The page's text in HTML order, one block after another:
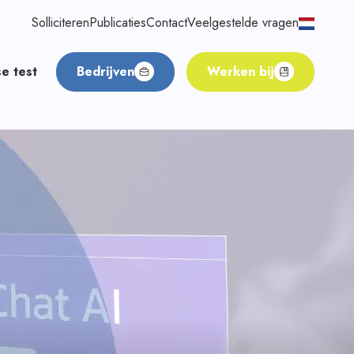
SolliciterenPublicatiesContactVeelgestelde vragen
test Bedrijven Werken bij